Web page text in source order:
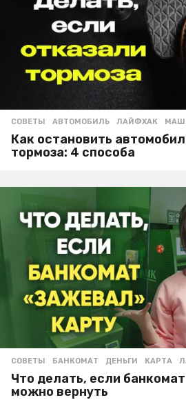
СОВЕТЫ АВТОМОБИЛЬ ,ЛАЙФХАК ,
Как остановить
тормоза: 4 способа
СОВЕТЫ БАНКОМАТ ,ДЕНЬГИ ,КАРТА ,
Что делать, если
можно вернуть